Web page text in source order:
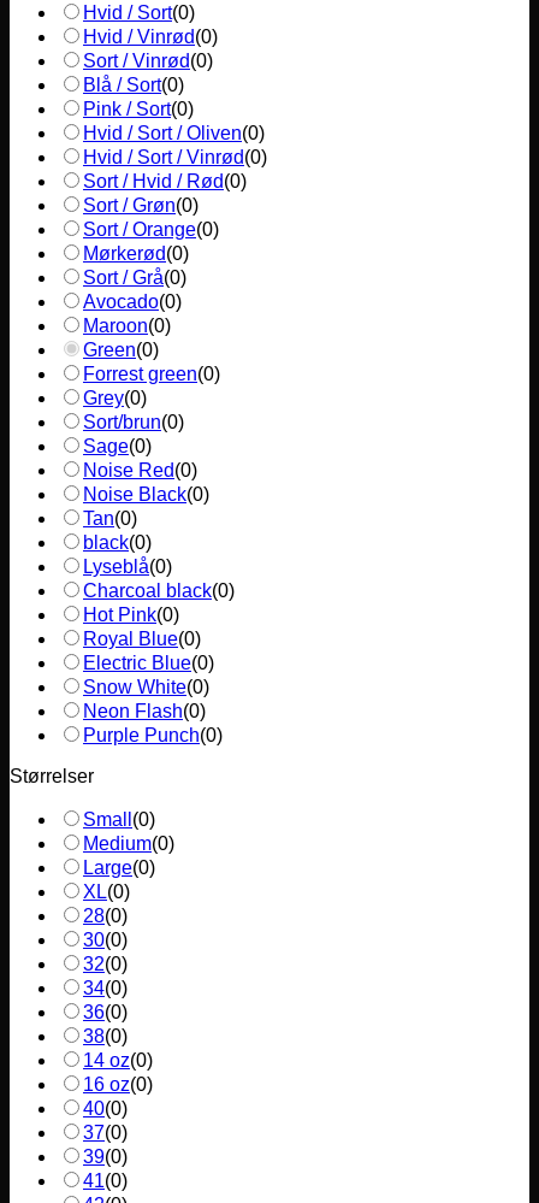
Hvid / Sort(0)
Hvid / Vinrød(0)
Sort / Vinrød(0)
Blå / Sort(0)
Pink / Sort(0)
Hvid / Sort / Oliven(0)
Hvid / Sort / Vinrød(0)
Sort / Hvid / Rød(0)
Sort / Grøn(0)
Sort / Orange(0)
Mørkerød(0)
Sort / Grå(0)
Avocado(0)
Maroon(0)
Green(0)
Forrest green(0)
Grey(0)
Sort/brun(0)
Sage(0)
Noise Red(0)
Noise Black(0)
Tan(0)
black(0)
Lyseblå(0)
Charcoal black(0)
Hot Pink(0)
Royal Blue(0)
Electric Blue(0)
Snow White(0)
Neon Flash(0)
Purple Punch(0)
Størrelser
Small (0)
Medium(0)
Large(0)
XL(0)
28(0)
30(0)
32(0)
34(0)
36(0)
38(0)
14 oz(0)
16 oz(0)
40(0)
37(0)
39(0)
41(0)